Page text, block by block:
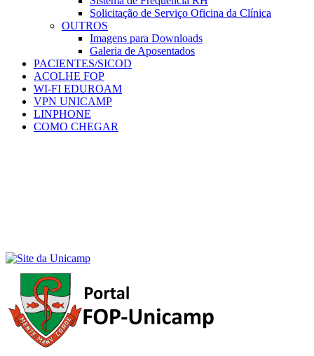
Solicitação de Serviço Oficina da Clínica
OUTROS
Imagens para Downloads
Galeria de Aposentados
PACIENTES/SICOD
ACOLHE FOP
WI-FI EDUROAM
VPN UNICAMP
LINPHONE
COMO CHEGAR